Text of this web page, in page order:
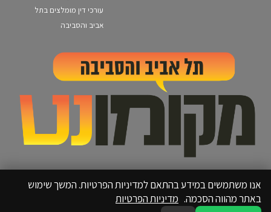
עורכי דין מומלצים בתל
אביב והסביבה
אנו משתמשים במידע בהתאם למדיניות הפרטיות. המשך שימוש
באתר מהווה הסכמה. מדיניות הפרטיות